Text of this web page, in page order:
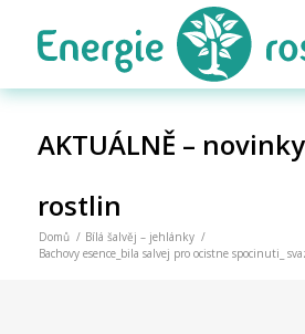
AKTUÁLNĚ –
rostlin
Domů / Bílá šalvěj – jehlánky /
Bachovy esence_bila salvej pro ocistne spocinuti_